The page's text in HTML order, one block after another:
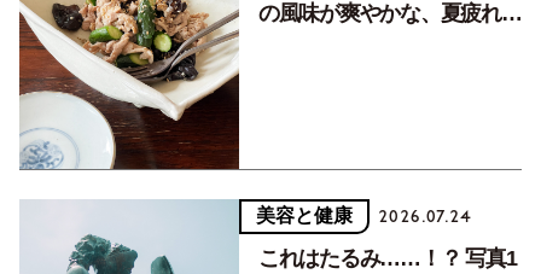
の風味が爽やかな、夏疲れを
美容と健康 2026.07.24
これはたるみ……！？ 写真1